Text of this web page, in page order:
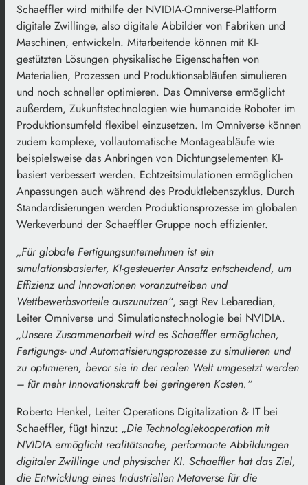
Schaeffler wird mithilfe der NVIDIA-Omniverse-Plattform
digitale Zwillinge, also digitale Abbilder von Fabriken und
Maschinen, entwickeln. Mitarbeitende können mit KI-
gestützten Lösungen physikalische Eigenschaften von
Materialien, Prozessen und Produktionsabläufen simulieren
und noch schneller optimieren. Das Omniverse ermöglicht
außerdem, Zukunftstechnologien wie humanoide Roboter im
Produktionsumfeld flexibel einzusetzen. Im Omniverse können
zudem komplexe, vollautomatische Montageabläufe wie
beispielsweise das Anbringen von Dichtungselementen KI-
basiert verbessert werden. Echtzeitsimulationen ermöglichen
Anpassungen auch während des Produktlebenszyklus. Durch
Standardisierungen werden Produktionsprozesse im globalen
Werkeverbund der Schaeffler Gruppe noch effizienter.
„Für globale Fertigungsunternehmen ist ein
simulationsbasierter, KI-gesteuerter Ansatz entscheidend, um
Effizienz und Innovationen voranzutreiben und
Wettbewerbsvorteile auszunutzen“, sagt Rev Lebaredian,
Leiter Omniverse und Simulationstechnologie bei NVIDIA.
„Unsere Zusammenarbeit wird es Schaeffler ermöglichen,
Fertigungs- und Automatisierungsprozesse zu simulieren und
zu optimieren, bevor sie in der realen Welt umgesetzt werden
– für mehr Innovationskraft bei geringeren Kosten.“
Roberto Henkel, Leiter Operations Digitalization & IT bei
Schaeffler, fügt hinzu: „Die Technologiekooperation mit
NVIDIA ermöglicht realitätsnahe, performante Abbildungen
digitaler Zwillinge und physischer KI. Schaeffler hat das Ziel,
die Entwicklung eines Industriellen Metaverse für die